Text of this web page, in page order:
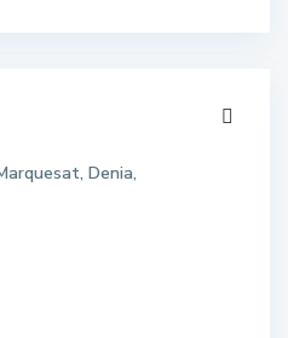
Denia,